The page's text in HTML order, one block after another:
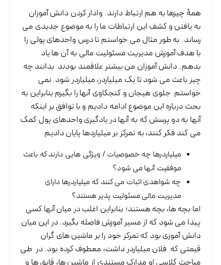
همۀ چیزها به هم ارتباط دارند. وادار کردن دانش آموزان
به یافتن و کشف این ارتباطات ما را به موضوع جدیدی می
رساند. به طور مثال می خواستم تا درس واحدهای پولی را
با هدف آموزش مدیریت مسئولیت مالی به آن ها یاد
بدهم. دانش آموزان من بیشتر علاقمند بودند بدانند چه
چیز باعث می شود تا یک میلیاردر، میلیاردر شود. نمی
خواستم جلوی هیجان و کنجکاوی آنها را بگیرم بنابراین به
بحث درباره این موضوع ادامه دادیم و با توافق بر اینکه
آنها به دو پرسش که به آنها در یادگیری واحدهای پول کمک
می کند فکر کنند، به تمرکز بر میلیاردها پایان دادیم
میلیاردرها چه خصوصیات / ویژگی هایی دارند که باعث
موفقیت آنها می شود؟
چه شواهدی اثبات می کنند که میلیاردرها دارای
مدیریت مالی مسئولیت پذیر هستند؟
اما بچه ها، بچه هستند؛ بنابراین اغلب در میان آنها کسی
پیدا می شود که از مسیر آموزش فاصله بگیرد. در این میان
دانش آموزی بود که تمرکز خود را بر ماشین های گران
قیمتی که فلان میلیاردر داشت، معطوف کرده بود. در طی
مباحث کلاسی او مدارک مستندی از ماشین ها، قایق ها و